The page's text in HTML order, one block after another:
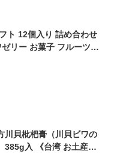
ト 12個入り 詰め合わせ
リー お菓子 フルーツ
わぜりー 枇杷 常温] TO
川貝枇杷膏（川貝ビワの
入 《台湾 お土産》